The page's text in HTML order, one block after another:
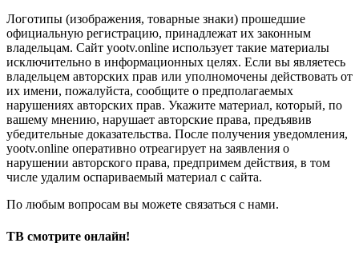
Логотипы (изображения, товарные знаки) прошедшие
официальную регистрацию, принадлежат их законным
владельцам. Сайт yootv.online использует такие материалы
исключительно в информационных целях. Если вы являетесь
владельцем авторских прав или уполномочены действовать от
их имени, пожалуйста, сообщите о предполагаемых
нарушениях авторских прав. Укажите материал, который, по
вашему мнению, нарушает авторские права, предъявив
убедительные доказательства. После получения уведомления,
yootv.online оперативно отреагирует на заявления о
нарушении авторского права, предпримем действия, в том
числе удалим оспариваемый материал с сайта.
По любым вопросам вы можете связаться с нами.
ТВ смотрите онлайн!